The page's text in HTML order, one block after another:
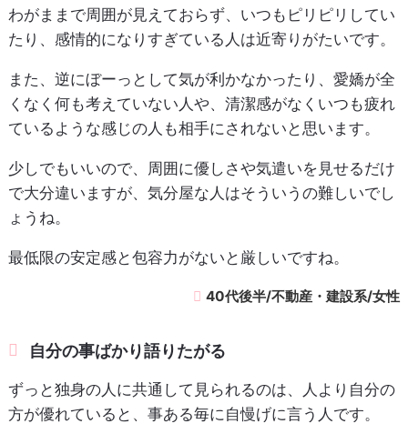
わがままで周囲が見えておらず、いつもピリピリしてい
たり、感情的になりすぎている人は近寄りがたいです。
また、逆にぼーっとして気が利かなかったり、愛嬌が全
くなく何も考えていない人や、清潔感がなくいつも疲れ
ているような感じの人も相手にされないと思います。
少しでもいいので、周囲に優しさや気遣いを見せるだけ
で大分違いますが、気分屋な人はそういうの難しいでし
ょうね。
最低限の安定感と包容力がないと厳しいですね。
40代後半/不動産・建設系/女性
自分の事ばかり語りたがる
ずっと独身の人に共通して見られるのは、人より自分の
方が優れていると、事ある毎に自慢げに言う人です。